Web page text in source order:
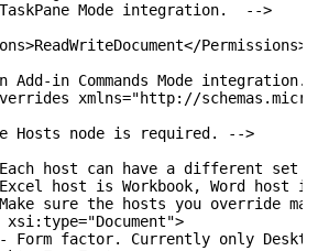
Mode integration.  -->
>ReadWriteDocument</Permissions>
Add-in Commands Mode integration.
xmlns="http://
Hosts node is required. -->
host can have a different set of
host is Workbook, Word host
sure the hosts you override
xsi:type="Document">
Form factor. Currently only